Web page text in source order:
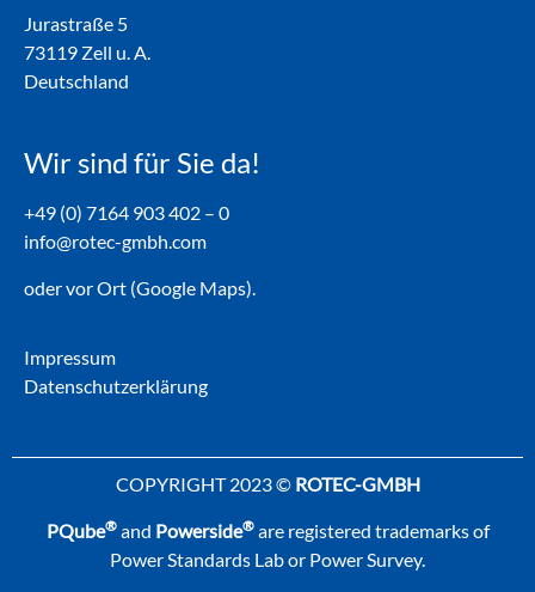
Jurastraße 5
73119 Zell u. A.
Deutschland
Wir sind für Sie da!
+49 (0) 7164 903 402 – 0
info@rotec-gmbh.com
oder vor Ort (Google Maps).
Impressum
Datenschutzerklärung
COPYRIGHT 2023 © ROTEC-GMBH
PQube®and Powerside®are registered trademarks of
Power Standards Lab or Power Survey.